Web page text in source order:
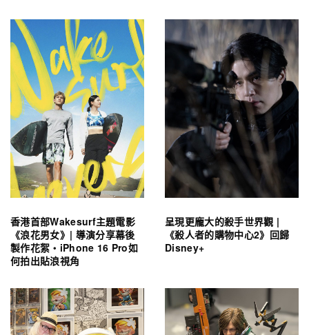
香港首部Wakesurf主題電影
《浪花男女》| 導演分享幕後
製作花絮・iPhone 16 Pro如
何拍出貼浪視角
呈現更龐大的殺手世界觀 |
《殺人者的購物中心2》回歸
Disney+